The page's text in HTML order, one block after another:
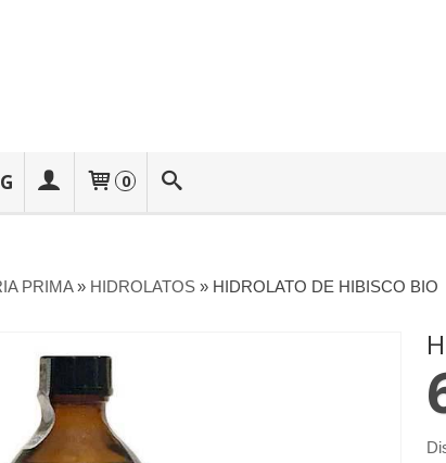
0
PRIMA» HIDROLATOS» HIDROLATO DE HIBISCO BIO